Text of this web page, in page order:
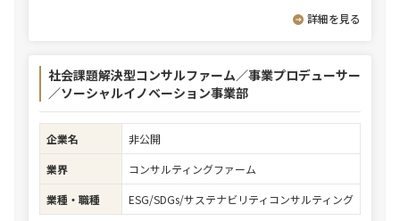
詳細を見る
社会課題解決型コンサルファーム／事業プロデューサー
／ソーシャルイノベーション事業部
企業名
非公開
業界
コンサルティングファーム
業種・職種
ESG/SDGs/サステナビリティコンサルティング